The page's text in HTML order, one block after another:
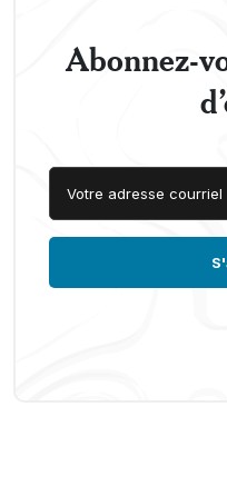
Abonnez-